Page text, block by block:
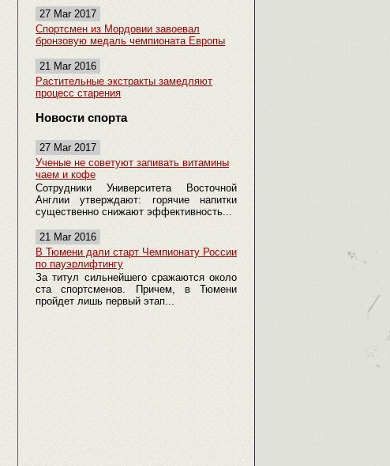
27 Mar 2017
Спортсмен из Мордовии завоевал
бронзовую медаль чемпионата Европы
21 Mar 2016
Растительные экстракты замедляют
процесс старения
Новости спорта
27 Mar 2017
Ученые не советуют запивать витамины
чаем и кофе
Сотрудники Университета Восточной
Англии утверждают: горячие напитки
существенно снижают эффективность...
21 Mar 2016
В Тюмени дали старт Чемпионату России
по пауэрлифтингу
За титул сильнейшего сражаются около
ста спортсменов. Причем, в Тюмени
пройдет лишь первый этап...